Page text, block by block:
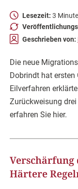
Lesezeit: 3
Geschrieben von:
Die neue
Dobrindt hat ersten
Eilverfahren
Zurückweisung
erfahren Sie hier.
Härtere